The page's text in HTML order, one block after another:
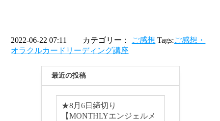
2022-06-22 07:11 カテゴリー： ご感想 Tags:ご感想・
オラクルカードリーディング講座
最近の投稿
★8月6日締切り
【MONTHLYエンジェルメ